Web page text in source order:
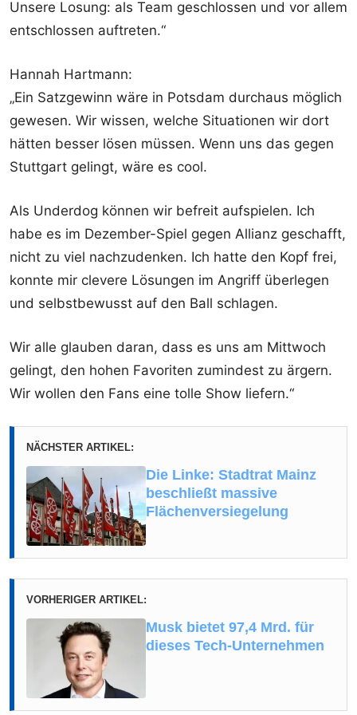
Unsere Losung: als Team geschlossen und vor allem
entschlossen auftreten.“
Hannah Hartmann:
„Ein Satzgewinn wäre in Potsdam durchaus möglich
gewesen. Wir wissen, welche Situationen wir dort
hätten besser lösen müssen. Wenn uns das gegen
Stuttgart gelingt, wäre es cool.
Als Underdog können wir befreit aufspielen. Ich
habe es im Dezember-Spiel gegen Allianz geschafft,
nicht zu viel nachzudenken. Ich hatte den Kopf frei,
konnte mir clevere Lösungen im Angriff überlegen
und selbstbewusst auf den Ball schlagen.
Wir alle glauben daran, dass es uns am Mittwoch
gelingt, den hohen Favoriten zumindest zu ärgern.
Wir wollen den Fans eine tolle Show liefern.“
NÄCHSTER ARTIKEL:
Die Linke: Stadtrat Mainz
beschließt massive
Flächenversiegelung
VORHERIGER ARTIKEL:
Musk bietet 97,4 Mrd. für
dieses Tech-Unternehmen